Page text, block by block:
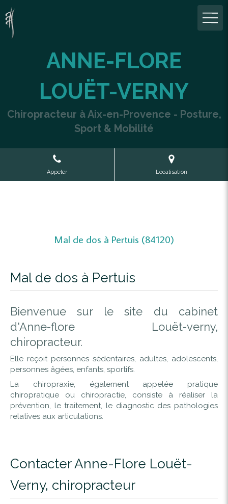
ANNE-FLORE
LOUËT-VERNY
Chiropracteur à Aix-en-Provence - Posture,
Sport & Mobilité
Appeler Localisation
Mal de dos à Pertuis (84120)
Mal de dos à Pertuis
Bienvenue sur le site du cabinet
d'Anne-flore Louët-verny,
chiropracteur.
Elle reçoit personnes sédentaires, adultes, adolescents,
personnes âgées, enfants, sportifs.
La chiropraxie, également appelée pratique
chiropratique ou chiropractie, consiste à réaliser la
prévention, le traitement, le diagnostic des pathologies
relatives aux articulations.
Contacter Anne-Flore Louët-
Verny, chiropracteur